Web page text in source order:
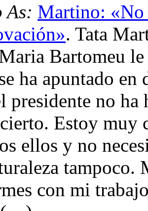
As: Martino: «No
. Tata
Bartomeu
ha apuntado
presidente no
Estoy muy
ellos y no
tampoco.
con mi